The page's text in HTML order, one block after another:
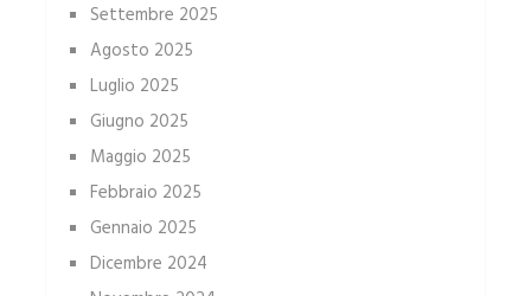
Settembre 2025
Agosto 2025
Luglio 2025
Giugno 2025
Maggio 2025
Febbraio 2025
Gennaio 2025
Dicembre 2024